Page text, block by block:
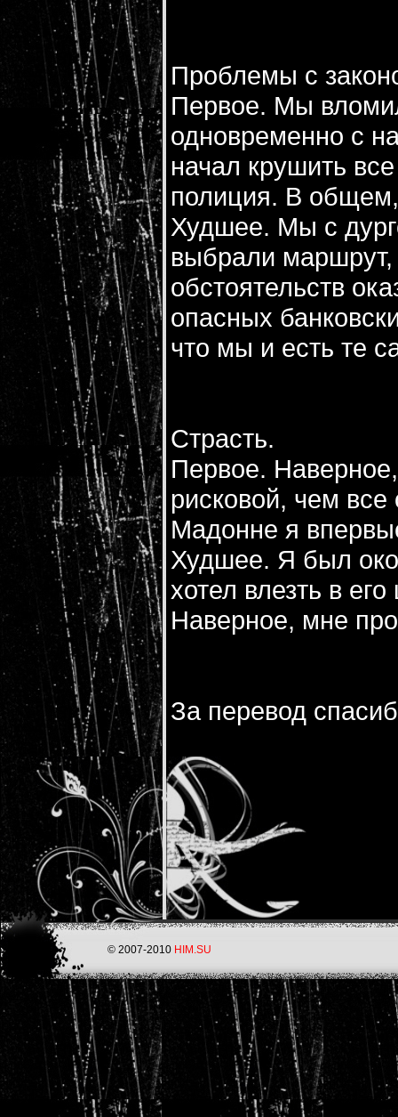
Проблемы с
Первое. Мы
одновременно с
начал крушить
полиция. В общем,
Худшее. Мы с
выбрали маршрут,
обстоятельств
опасных
что мы и есть те
Страсть.
Первое.
рисковой, чем
Мадонне я
Худшее. Я был
хотел влезть в
Наверное, мне
За перевод
© 2007-2010 HIM.SU